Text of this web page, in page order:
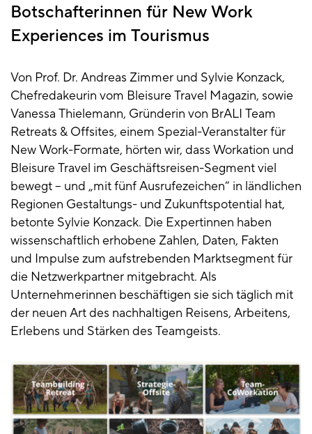
Botschafterinnen für New Work
Experiences im Tourismus
Von Prof. Dr. Andreas Zimmer und Sylvie Konzack,
Chefredakeurin vom Bleisure Travel Magazin, sowie
Vanessa Thielemann, Gründerin von BrALI Team
Retreats & Offsites, einem Spezial-Veranstalter für
New Work-Formate, hörten wir, dass Workation und
Bleisure Travel im Geschäftsreisen-Segment viel
bewegt – und „mit fünf Ausrufezeichen“ in ländlichen
Regionen Gestaltungs- und Zukunftspotential hat,
betonte Sylvie Konzack. Die Expertinnen haben
wissenschaftlich erhobene Zahlen, Daten, Fakten
und Impulse zum aufstrebenden Marktsegment für
die Netzwerkpartner mitgebracht. Als
Unternehmerinnen beschäftigen sie sich täglich mit
der neuen Art des nachhaltigen Reisens, Arbeitens,
Erlebens und Stärken des Teamgeists.